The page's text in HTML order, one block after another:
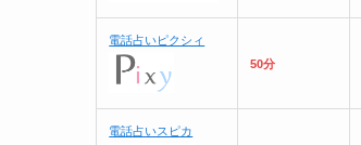
電話占いピクシィ
50分
電話占いスピカ